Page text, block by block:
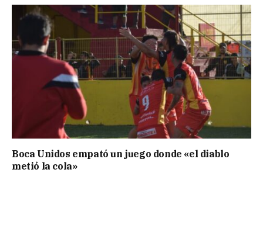
Boca Unidos empató un juego donde «el diablo
metió la cola»